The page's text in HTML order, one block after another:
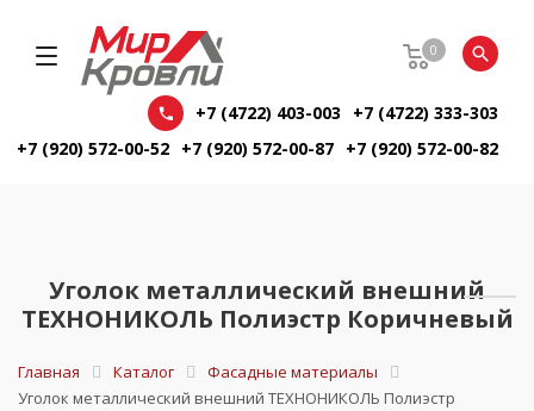
0
+7 (4722) 403-003
+7 (4722) 333-303
+7 (920) 572-00-52 +7 (920) 572-00-87 +7 (920) 572-00-82
Уголок металлический внешний
ТЕХНОНИКОЛЬ Полиэстр Коричневый
Главная Каталог
Фасадные материалы
Уголок металлический внешний ТЕХНОНИКОЛЬ Полиэстр